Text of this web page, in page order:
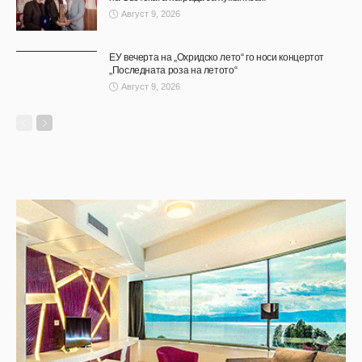
Август 9, 2026
ЕУ вечерта на „Охридско лето“ го носи концертот
„Последната роза на летото“
Август 9, 2026